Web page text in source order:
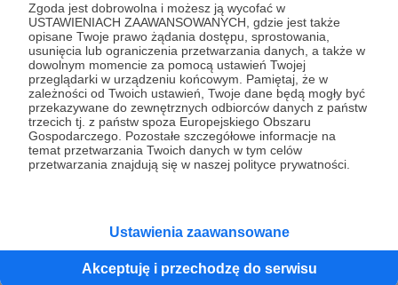
Zgoda jest dobrowolna i możesz ją wycofać w
USTAWIENIACH ZAAWANSOWANYCH, gdzie jest także
opisane Twoje prawo żądania dostępu, sprostowania,
usunięcia lub ograniczenia przetwarzania danych, a także w
dowolnym momencie za pomocą ustawień Twojej
przeglądarki w urządzeniu końcowym. Pamiętaj, że w
zależności od Twoich ustawień, Twoje dane będą mogły być
przekazywane do zewnętrznych odbiorców danych z państw
trzecich tj. z państw spoza Europejskiego Obszaru
Gospodarczego. Pozostałe szczegółowe informacje na
temat przetwarzania Twoich danych w tym celów
przetwarzania znajdują się w naszej polityce prywatności.
Ustawienia zaawansowane
Akceptuję i przechodzę do serwisu
Sieć Obywatelska Watchdog Polska
Zobacz profil autora
Zobacz również
Samorząd potrzebuje reformy, ale nie
takiej!